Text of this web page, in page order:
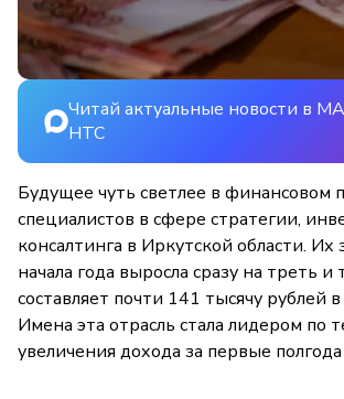
Читай актуальные новости в
НТС
Будущее чуть светлее в финансовом
специалистов в сфере стратегии,
консалтинга в Иркутской области. Их
начала года выросла сразу на треть и
составляет почти 141 тысячу рублей
Имена эта отрасль стала лидером по
увеличения дохода за первые